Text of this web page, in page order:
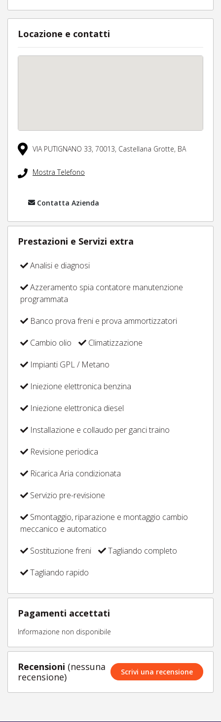
Locazione e contatti
VIA PUTIGNANO 33, 70013, Castellana Grotte, BA
Mostra Telefono
Contatta Azienda
Prestazioni e Servizi extra
Analisi e diagnosi
Azzeramento spia contatore manutenzione
programmata
Banco prova freni e prova ammortizzatori
Cambio olio
Climatizzazione
Impianti GPL / Metano
Iniezione elettronica benzina
Iniezione elettronica diesel
Installazione e collaudo per ganci traino
Revisione periodica
Ricarica Aria condizionata
Servizio pre-revisione
Smontaggio, riparazione e montaggio cambio
meccanico e automatico
Sostituzione freni
Tagliando completo
Tagliando rapido
Pagamenti accettati
Informazione non disponibile
Recensioni (nessuna
recensione)
Scrivi una recensione